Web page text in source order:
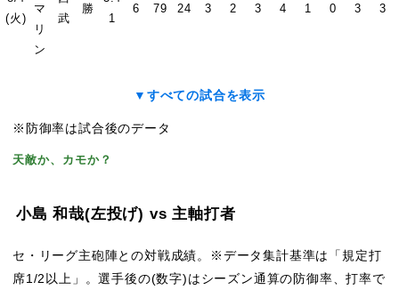
(火)
マ
リ
ン
武
勝
1
6 79 24 3 2 3 4 1 0 3 3
▼すべての試合を表示
※防御率は試合後のデータ
天敵か、カモか？
小島 和哉(左投げ) vs 主軸打者
セ・リーグ主砲陣との対戦成績。※データ集計基準は「規定打
席1/2以上」。選手後の(数字)はシーズン通算の防御率、打率で